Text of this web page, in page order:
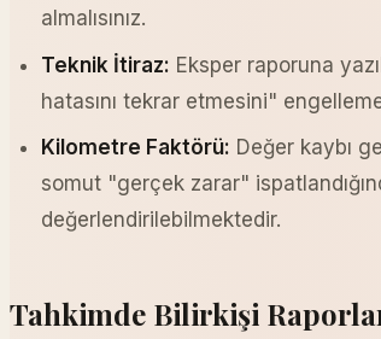
almalısınız.
Teknik İtiraz: Eksper raporuna
hatasını tekrar etmesini"
Kilometre Faktörü: Değer kaybı
somut "gerçek zarar"
değerlendirilebilmektedir.
Tahkimde Bilirkişi